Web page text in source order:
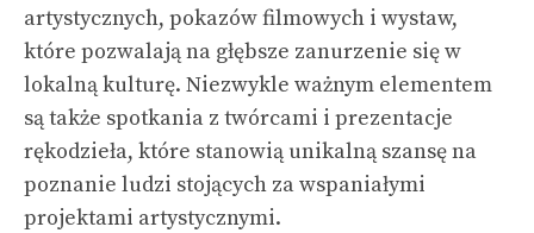
artystycznych, pokazów filmowych i wystaw,
które pozwalają na głębsze zanurzenie się w
lokalną kulturę. Niezwykle ważnym elementem
są także spotkania z twórcami i prezentacje
rękodzieła, które stanowią unikalną szansę na
poznanie ludzi stojących za wspaniałymi
projektami artystycznymi.